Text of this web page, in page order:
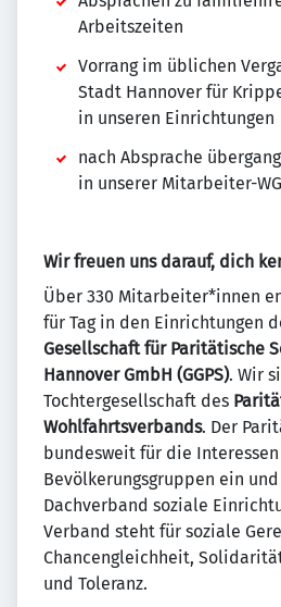
Arbeitszeiten
Vorrang im üblichen
Stadt Hannover für
in unseren Einrichtungen
nach Absprache
in unserer Mitarbeiter-WG
Wir freuen uns darauf, dich
Über 330 Mitarbeiter*innen
für Tag in den Einrichtungen
Gesellschaft für Paritätische
Hannover GmbH (GGPS). Wir
Tochtergesellschaft des
Wohlfahrtsverbands. Der
bundesweit für die
Bevölkerungsgruppen ein
Dachverband soziale
Verband steht für soziale
Chancengleichheit,
und Toleranz.